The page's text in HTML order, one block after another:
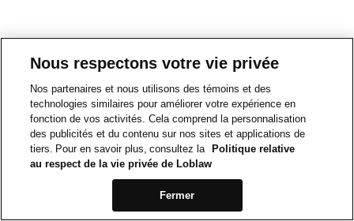
Nous respectons votre vie privée
Nos partenaires et nous utilisons des témoins et des
technologies similaires pour améliorer votre expérience en
fonction de vos activités. Cela comprend la personnalisation
des publicités et du contenu sur nos sites et applications de
tiers. Pour en savoir plus, consultez la
Politique relative
au respect de la vie privée de Loblaw
Fermer